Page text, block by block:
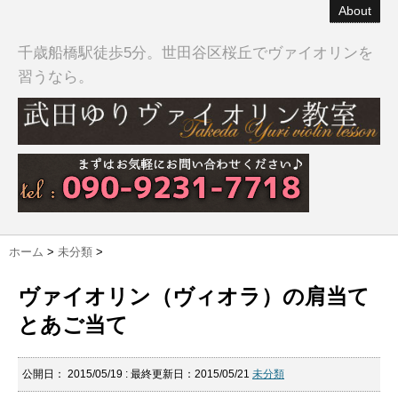
About
千歳船橋駅徒歩5分。世田谷区桜丘でヴァイオリンを
習うなら。
ホーム > 未分類 >
ヴァイオリン（ヴィオラ）の肩当て
とあご当て
公開日： 2015/05/19 : 最終更新日：2015/05/21 未分類